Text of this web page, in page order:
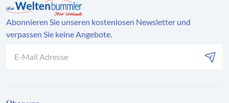
Preis: ab 40,00 €
Zustieg:
Osterweihstraße
Abonnieren Sie unseren kostenlosen Newsletter und
verpassen Sie keine Angebote.